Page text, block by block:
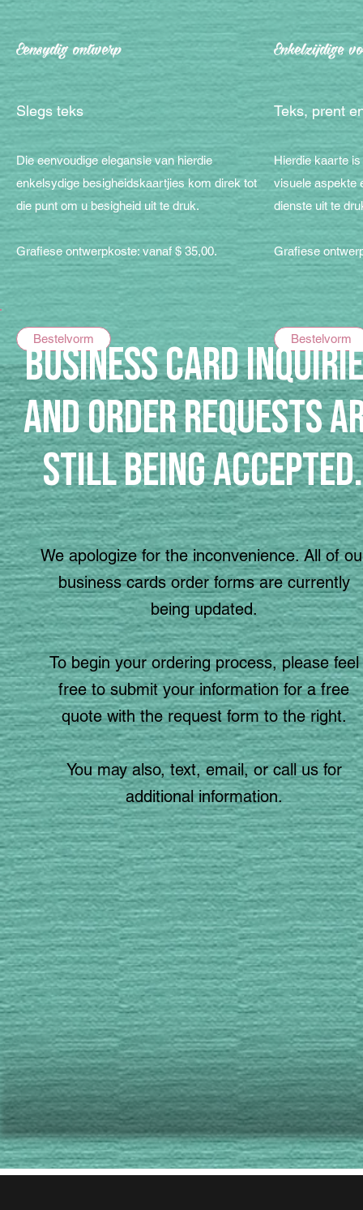
Eensydig ontwerp
Slegs teks
Die eenvoudige elegansie van hierdie
enkelsydige besigheidskaartjies kom direk tot
die punt om u besigheid uit te druk.
Grafiese ontwerpkoste: vanaf $ 35,00.
Bestelvorm
Enkelzijdige
Teks, prent
Hierdie kaarte
visuele aspekte
dienste uit te
Grafiese
Bestelvorm
business card
and Order Requests
Still Being Accepted.
We apologize for the inconvenience. All of
business cards order forms are currently
being updated.
To begin your ordering process, please feel
free to submit your information for a free
quote with the request form to the right.
You may also, text, email, or call us for
additional information.